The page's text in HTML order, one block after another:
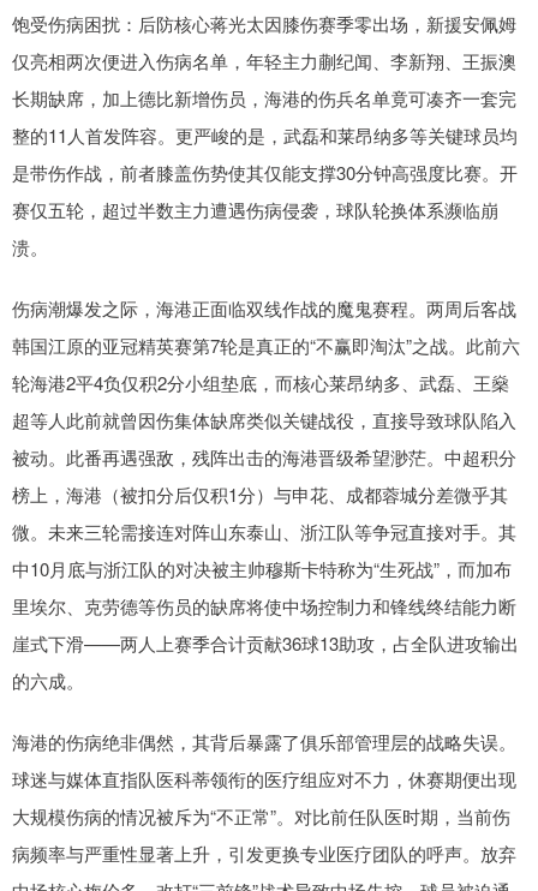
饱受伤病困扰：后防核心蒋光太因膝伤赛季零出场，新援安佩姆
仅亮相两次便进入伤病名单，年轻主力蒯纪闻、李新翔、王振澳
长期缺席，加上德比新增伤员，海港的伤兵名单竟可凑齐一套完
整的11人首发阵容。更严峻的是，武磊和莱昂纳多等关键球员均
是带伤作战，前者膝盖伤势使其仅能支撑30分钟高强度比赛。开
赛仅五轮，超过半数主力遭遇伤病侵袭，球队轮换体系濒临崩
溃。
伤病潮爆发之际，海港正面临双线作战的魔鬼赛程。两周后客战
韩国江原的亚冠精英赛第7轮是真正的“不赢即淘汰”之战。此前六
轮海港2平4负仅积2分小组垫底，而核心莱昂纳多、武磊、王燊
超等人此前就曾因伤集体缺席类似关键战役，直接导致球队陷入
被动。此番再遇强敌，残阵出击的海港晋级希望渺茫。中超积分
榜上，海港（被扣分后仅积1分）与申花、成都蓉城分差微乎其
微。未来三轮需接连对阵山东泰山、浙江队等争冠直接对手。其
中10月底与浙江队的对决被主帅穆斯卡特称为“生死战”，而加布
里埃尔、克劳德等伤员的缺席将使中场控制力和锋线终结能力断
崖式下滑——两人上赛季合计贡献36球13助攻，占全队进攻输出
的六成。
海港的伤病绝非偶然，其背后暴露了俱乐部管理层的战略失误。
球迷与媒体直指队医科蒂领衔的医疗组应对不力，休赛期便出现
大规模伤病的情况被斥为“不正常”。对比前任队医时期，当前伤
病频率与严重性显著上升，引发更换专业医疗团队的呼声。放弃